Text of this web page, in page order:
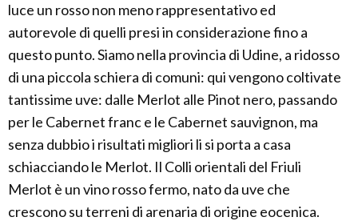
luce un rosso non meno rappresentativo ed
autorevole di quelli presi in considerazione fino a
questo punto. Siamo nella provincia di Udine, a ridosso
di una piccola schiera di comuni: qui vengono coltivate
tantissime uve: dalle Merlot alle Pinot nero, passando
per le Cabernet franc e le Cabernet sauvignon, ma
senza dubbio i risultati migliori li si porta a casa
schiacciando le Merlot. Il Colli orientali del Friuli
Merlot è un vino rosso fermo, nato da uve che
crescono su terreni di arenaria di origine eocenica.